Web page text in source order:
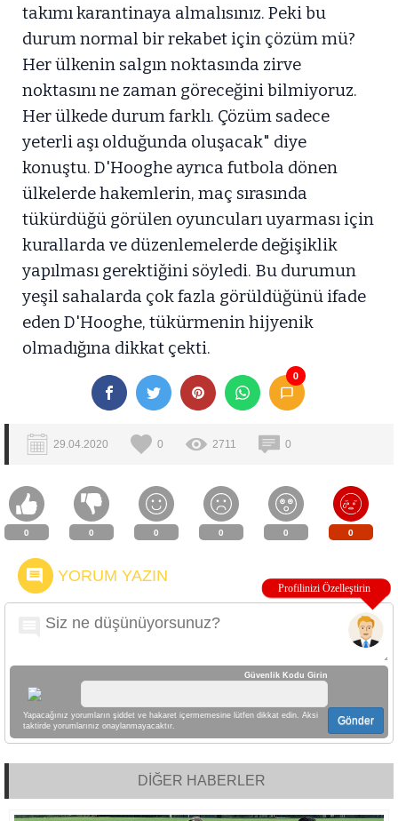
takımı karantinaya almalısınız. Peki bu
durum normal bir rekabet için çözüm mü?
Her ülkenin salgın noktasında zirve
noktasını ne zaman göreceğini bilmiyoruz.
Her ülkede durum farklı. Çözüm sadece
yeterli aşı olduğunda oluşacak" diye
konuştu. D'Hooghe ayrıca futbola dönen
ülkelerde hakemlerin, maç sırasında
tükürdüğü görülen oyuncuları uyarması için
kurallarda ve düzenlemelerde değişiklik
yapılması gerektiğini söyledi. Bu durumun
yeşil sahalarda çok fazla görüldüğünü ifade
eden D'Hooghe, tükürmenin hijyenik
olmadığına dikkat çekti.
0
29.04.2020 0 2711 0
0 0 0 0 0 0
YORUM YAZIN
Güvenlik Kodu Girin
Yapacağınız yorumların şiddet ve hakaret içermemesine lütfen dikkat edin. Aksi
taktirde yorumlarınız onaylanmayacaktır.
Gönder
DİĞER HABERLER